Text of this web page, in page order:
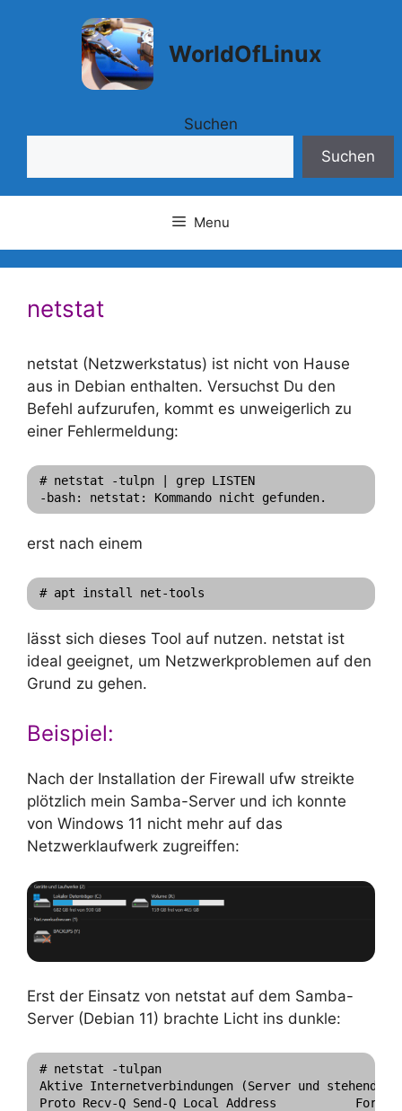
WorldOfLinux
Suchen
Suchen
Menu
netstat
netstat (Netzwerkstatus) ist nicht von Hause
aus in Debian enthalten. Versuchst Du den
Befehl aufzurufen, kommt es unweigerlich zu
einer Fehlermeldung:
# netstat -tulpn | grep LISTEN
erst nach einem
# apt install net-tools
lässt sich dieses Tool auf nutzen. netstat ist
ideal geeignet, um Netzwerkproblemen auf den
Grund zu gehen.
Beispiel:
Nach der Installation der Firewall ufw streikte
plötzlich mein Samba-Server und ich konnte
von Windows 11 nicht mehr auf das
Netzwerklaufwerk zugreiffen:
Erst der Einsatz von netstat auf dem Samba-
Server (Debian 11) brachte Licht ins dunkle:
# netstat -tulpan
Aktive Internetverbindungen (Server und stehende
Proto Recv-Q Send-Q Local Address